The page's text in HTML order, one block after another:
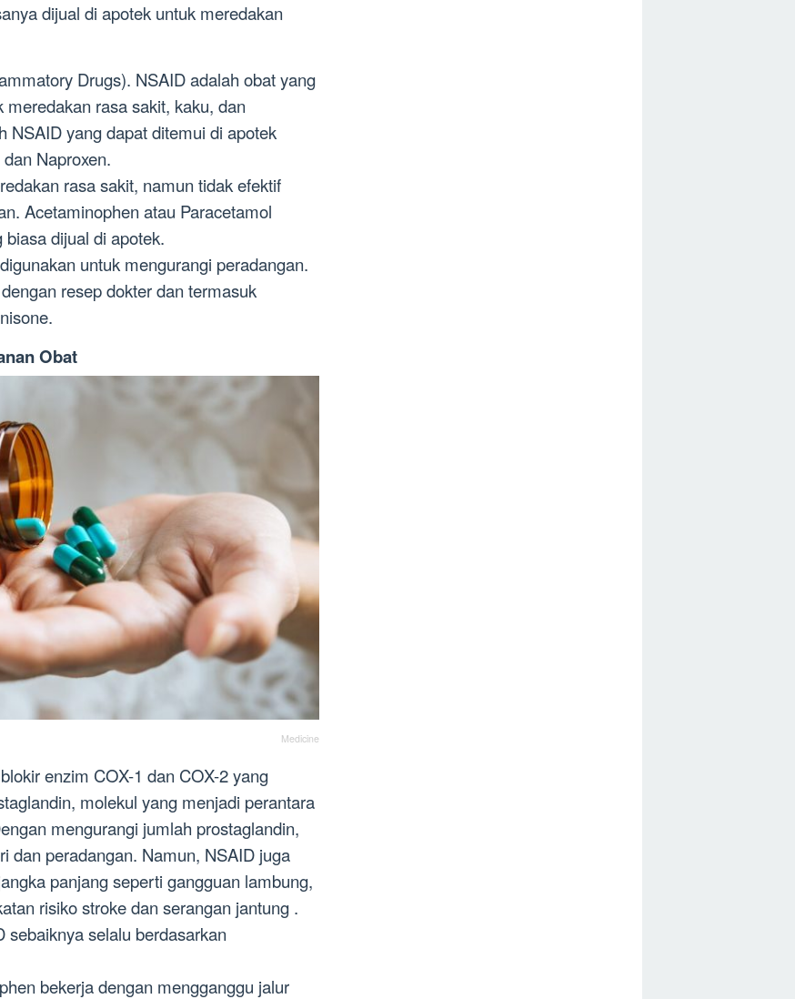
dijual di apotek untuk meredakan
Drugs). NSAID adalah obat yang
rasa sakit, kaku, dan
NSAID yang dapat ditemui di apotek
Naproxen.
rasa sakit, namun tidak efektif
Acetaminophen atau Paracetamol
dijual di apotek.
untuk mengurangi peradangan.
resep dokter dan termasuk
Obat
Medicine
enzim COX-1 dan COX-2 yang
molekul yang menjadi perantara
mengurangi jumlah prostaglandin,
dan peradangan. Namun, NSAID juga
panjang seperti gangguan lambung,
risiko stroke dan serangan jantung .
sebaiknya selalu berdasarkan
bekerja dengan mengganggu jalur